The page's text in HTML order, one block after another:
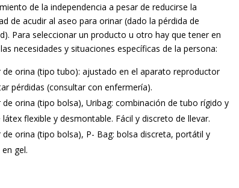
de la independencia a pesar de reducirse la
de acudir al aseo para orinar (dado la pérdida de
Para seleccionar un producto u otro hay que tener en
necesidades y situaciones específicas de la persona:
de orina (tipo tubo): ajustado en el aparato reproductor
pérdidas (consultar con enfermería).
de orina (tipo bolsa), Uribag: combinación de tubo rígido y
látex flexible y desmontable. Fácil y discreto de llevar.
de orina (tipo bolsa), P- Bag: bolsa discreta, portátil y
gel.